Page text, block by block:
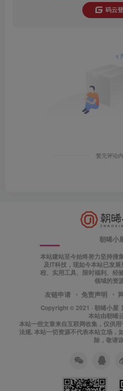
码云
暂无评论
朝晞小
本站建站至今始终努力坚持搜
及IT科技，现如今本站已发
程、实用工具、限时福利、经
领域的资
友链申请 免责声明
Copyright © 2021 · 朝晞小屋
本站由朝晞
本站一些文章来自互联网收集，仅供
法规. 本站一切资源不代表本站立场，
除，敬请